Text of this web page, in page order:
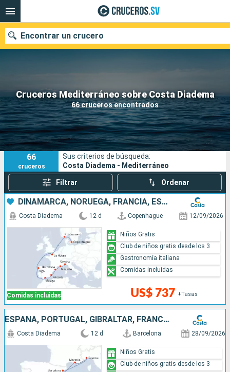
Cruceros Mediterráneo sobre Costa Diadema
66 cruceros encontrados
Encontrar un crucero
Nuestros destinos
Fecha de salida
Puertos Compañías
Buscar
66
cruceros
Sus criterios de búsqueda:
Costa Diadema - Mediterráneo
Filtrar Ordenar
DINAMARCA, NORUEGA, FRANCIA, ESPAÑA, ITALIA
Comidas incluidas
Costa Diadema 12 d Copenhague 12/09/2026
US$ 737 +Tasas
Niños Gratis
Club de niños gratis desde los 3
Gastronomía italiana
Comidas incluidas
ESPAÑA, PORTUGAL, GIBRALTAR, FRANCIA, ITALIA
Costa Diadema 12 d Barcelona 28/09/2026
Niños Gratis
Club de niños gratis desde los 3